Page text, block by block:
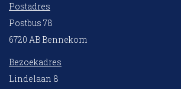
Postadres
Postbus 78
6720 AB Bennekom
Bezoekadres
Lindelaan 8